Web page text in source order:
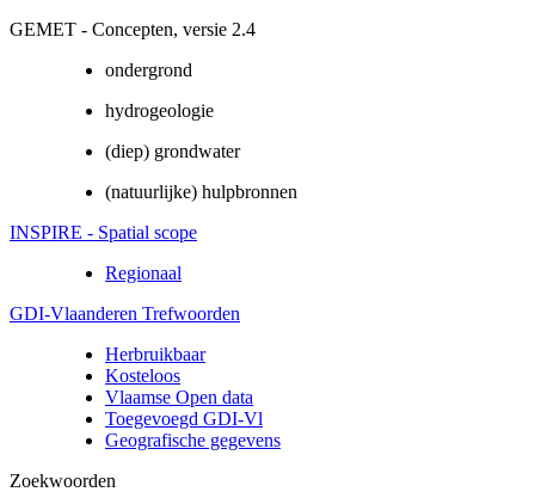
GEMET - Concepten, versie 2.4
ondergrond
hydrogeologie
(diep) grondwater
(natuurlijke) hulpbronnen
INSPIRE - Spatial scope
Regionaal
GDI-Vlaanderen Trefwoorden
Herbruikbaar
Kosteloos
Vlaamse Open data
Toegevoegd GDI-Vl
Geografische gegevens
Zoekwoorden